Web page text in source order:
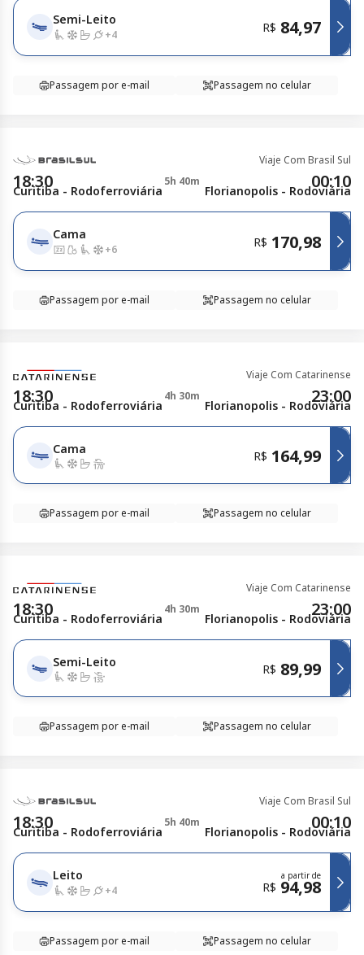
Semi-Leito
+4 R$ 84,97
Passagem por e-mail Passagem no celular
Viaje Com Brasil Sul
18:30 5h 40m 00:10
Curitiba - Rodoferroviária Florianopolis - Rodoviária
Cama
+6 R$ 170,98
Passagem por e-mail Passagem no celular
Viaje Com Catarinense
18:30 4h 30m 23:00
Curitiba - Rodoferroviária Florianopolis - Rodoviária
Cama R$ 164,99
Passagem por e-mail Passagem no celular
Viaje Com Catarinense
18:30 4h 30m 23:00
Curitiba - Rodoferroviária Florianopolis - Rodoviária
Semi-Leito R$ 89,99
Passagem por e-mail Passagem no celular
Viaje Com Brasil Sul
18:30 5h 40m 00:10
Curitiba - Rodoferroviária Florianopolis - Rodoviária
Leito
+4
a partir de
R$ 94,98
Passagem por e-mail Passagem no celular